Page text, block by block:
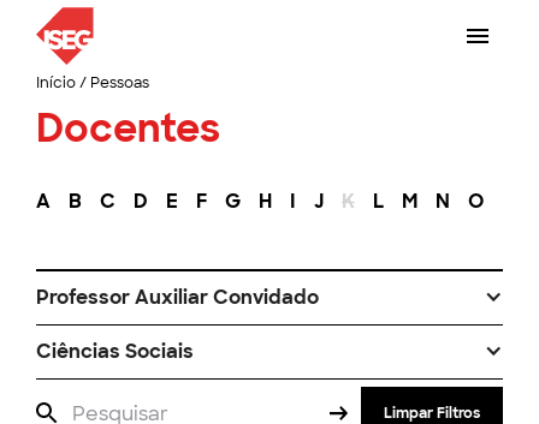
Início/ Pessoas
Docentes
A B C D E F G H I J K L M N O
Professor Auxiliar Convidado
Ciências Sociais
Limpar Filtros